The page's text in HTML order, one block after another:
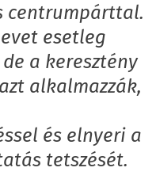
centrumpárttal.
esetleg
a keresztény
alkalmazzák,
és elnyeri a
tetszését.